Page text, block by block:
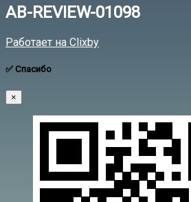
‌‌AB-REVIEW-01098
Работает на Clixby
✅ Спасибо
×